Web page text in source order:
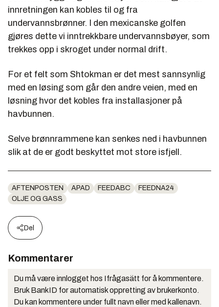
innretningen kan kobles til og fra
undervannsbrønner. I den mexicanske golfen
gjøres dette vi inntrekkbare undervannsbøyer, som
trekkes opp i skroget under normal drift.
For et felt som Shtokman er det mest sannsynlig
med en løsing som går den andre veien, med en
løsning hvor det kobles fra installasjoner på
havbunnen.
Selve brønnrammene kan senkes ned i havbunnen
slik at de er godt beskyttet mot store isfjell.
AFTENPOSTEN APAD FEEDABC
FEEDNA24
OLJE OG GASS
Del
Kommentarer
Du må være innlogget hos Ifrågasätt for å kommentere.
Bruk BankID for automatisk oppretting av brukerkonto.
Du kan kommentere under fullt navn eller med kallenavn.